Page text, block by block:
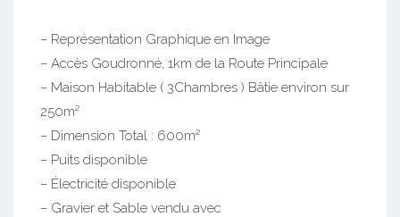
– Représentation Graphique en Image
– Accès Goudronné, 1km de la Route Principale
– Maison Habitable ( 3Chambres ) Bâtie environ sur
250m²
– Dimension Total : 600m²
– Puits disponible
– Électricité disponible
– Gravier et Sable vendu avec